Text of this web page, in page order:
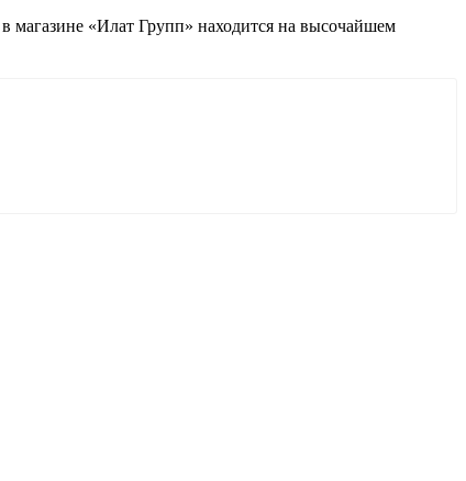
магазине «Илат Групп» находится на высочайшем